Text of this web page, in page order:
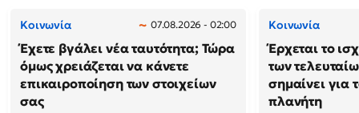
Κοινωνία 07.08.2026 - 02:00
Έχετε βγάλει νέα ταυτότητα; Τώρα
όμως χρειάζεται να κάνετε
επικαιροποίηση των στοιχείων
σας
Κοινωνία
Έρχεται το
των
σημαίνει για
πλανήτη